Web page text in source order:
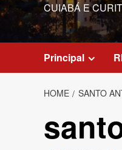
CUIABÁ E
Principal
HOME SANTO